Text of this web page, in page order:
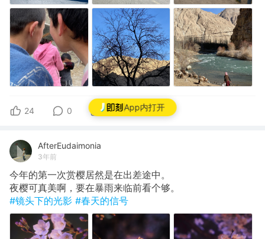
App内打开
24 0 0
AfterEudaimonia
3年前
今年的第一次赏樱居然是在出差途中。
夜樱可真美啊，要在暴雨来临前看个够。
#镜头下的光影 #春天的信号